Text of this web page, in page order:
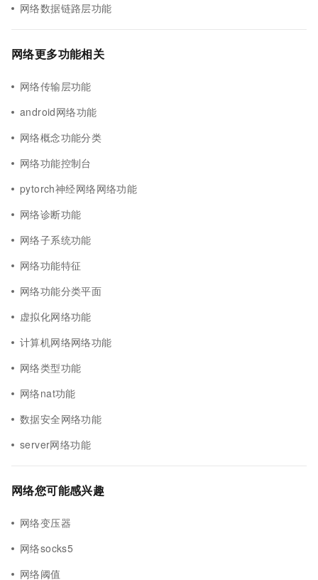
网络数据链路层功能
网络更多功能相关
网络传输层功能
android网络功能
网络概念功能分类
网络功能控制台
pytorch神经网络网络功能
网络诊断功能
网络子系统功能
网络功能特征
网络功能分类平面
虚拟化网络功能
计算机网络网络功能
网络类型功能
网络nat功能
数据安全网络功能
server网络功能
网络您可能感兴趣
网络变压器
网络socks5
网络阈值